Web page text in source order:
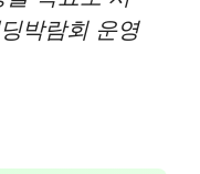
박람회 운영